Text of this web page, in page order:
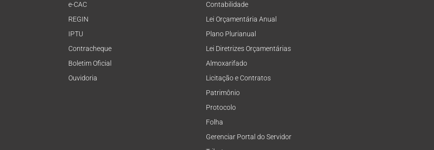
e-CAC
REGIN
IPTU
Contracheque
Boletim Oficial
Ouvidoria
Contabilidade
Lei Orçamentária Anual
Plano Plurianual
Lei Diretrizes Orçamentárias
Almoxarifado
Licitação e Contratos
Patrimônio
Protocolo
Folha
Gerenciar Portal do Servidor